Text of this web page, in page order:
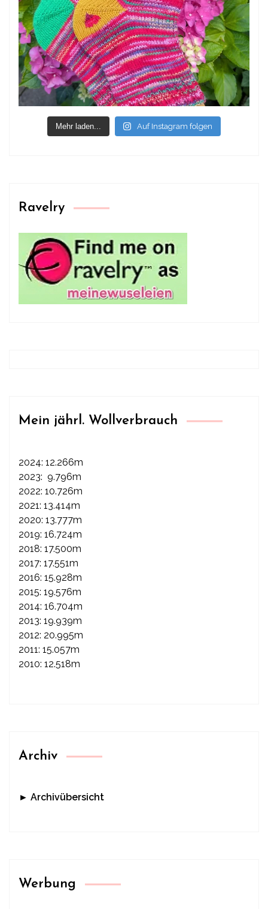
Mehr laden... Auf Instagram folgen
Ravelry
Mein jährl. Wollverbrauch
2024: 12.266m
2023: 9.796m
2022: 10.726m
2021: 13.414m
2020: 13.777m
2019: 16.724m
2018: 17.500m
2017: 17.551m
2016: 15.928m
2015: 19.576m
2014: 16.704m
2013: 19.939m
2012: 20.995m
2011: 15.057m
2010: 12.518m
Archiv
► Archivübersicht
Werbung